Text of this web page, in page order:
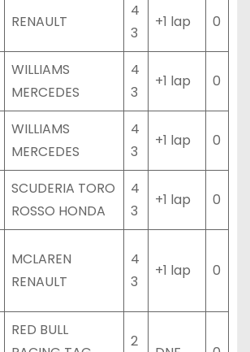
RENAULT
4
3
+1 lap 0
WILLIAMS
MERCEDES
4
3
+1 lap 0
WILLIAMS
MERCEDES
4
3
+1 lap 0
SCUDERIA TORO
ROSSO HONDA
4
3
+1 lap 0
MCLAREN
RENAULT
4
3
+1 lap 0
RED BULL
2